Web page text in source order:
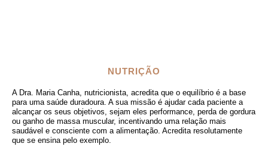
NUTRIÇÃO
A Dra. Maria Canha, nutricionista, acredita que o equilíbrio é a base
para uma saúde duradoura. A sua missão é ajudar cada paciente a
alcançar os seus objetivos, sejam eles performance, perda de gordura
ou ganho de massa muscular, incentivando uma relação mais
saudável e consciente com a alimentação. Acredita resolutamente
que se ensina pelo exemplo.